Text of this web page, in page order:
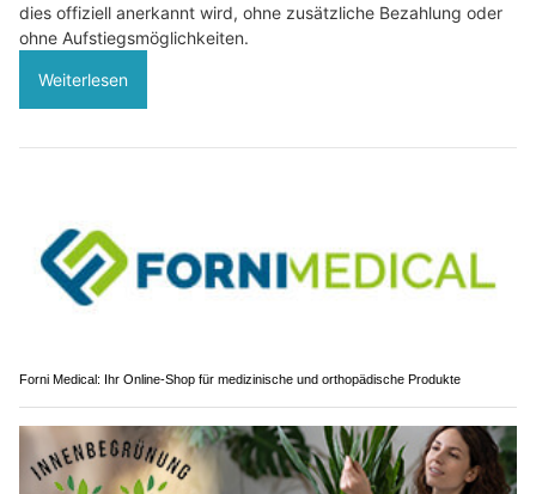
dies offiziell anerkannt wird, ohne zusätzliche Bezahlung oder
ohne Aufstiegsmöglichkeiten.
Weiterlesen
Forni Medical: Ihr Online-Shop für medizinische und orthopädische Produkte